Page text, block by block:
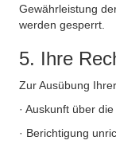
Gewährleistung
werden gesperrt.
5. Ihre
Zur Ausübung
· Auskunft über
· Berichtigung